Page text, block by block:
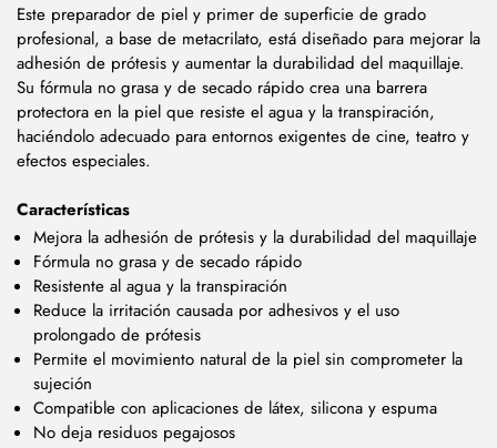
Este preparador de piel y primer de superficie de grado
profesional, a base de metacrilato, está diseñado para mejorar la
adhesión de prótesis y aumentar la durabilidad del maquillaje.
Su fórmula no grasa y de secado rápido crea una barrera
protectora en la piel que resiste el agua y la transpiración,
haciéndolo adecuado para entornos exigentes de cine, teatro y
efectos especiales.
Características
Mejora la adhesión de prótesis y la durabilidad del maquillaje
Fórmula no grasa y de secado rápido
Resistente al agua y la transpiración
Reduce la irritación causada por adhesivos y el uso
prolongado de prótesis
Permite el movimiento natural de la piel sin comprometer la
sujeción
Compatible con aplicaciones de látex, silicona y espuma
No deja residuos pegajosos